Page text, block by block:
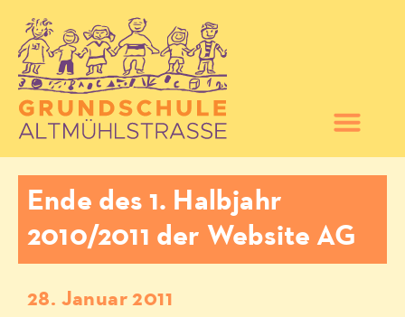
Ende des 1. Halbjahr
2010/2011 der Website AG
28. Januar 2011